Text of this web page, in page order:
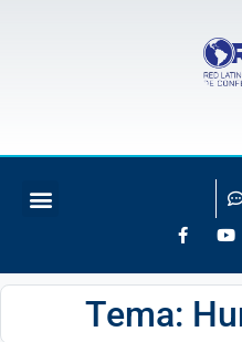
Tema: